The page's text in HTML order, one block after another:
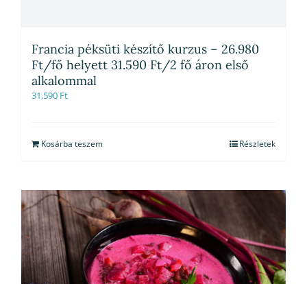
Francia péksüti készítő kurzus – 26.980
Ft/fő helyett 31.590 Ft/2 fő áron első
alkalommal
31,590 Ft
Kosárba teszem Részletek